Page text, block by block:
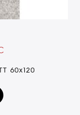
60x120